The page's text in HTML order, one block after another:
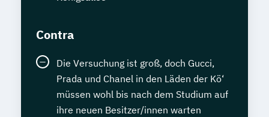
Contra
Die Versuchung ist groß, doch Gucci,
Prada und Chanel in den Läden der Kö‘
müssen wohl bis nach dem Studium auf
ihre neuen Besitzer/innen warten